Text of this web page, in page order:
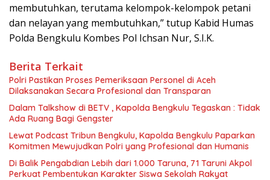
membutuhkan, terutama kelompok-kelompok petani
dan nelayan yang membutuhkan,” tutup Kabid Humas
Polda Bengkulu Kombes Pol Ichsan Nur, S.I.K.
Berita Terkait
Polri Pastikan Proses Pemeriksaan Personel di Aceh
Dilaksanakan Secara Profesional dan Transparan
Dalam Talkshow di BETV , Kapolda Bengkulu Tegaskan : Tidak
Ada Ruang Bagi Gengster
Lewat Podcast Tribun Bengkulu, Kapolda Bengkulu Paparkan
Komitmen Mewujudkan Polri yang Profesional dan Humanis
Di Balik Pengabdian Lebih dari 1.000 Taruna, 71 Taruni Akpol
Perkuat Pembentukan Karakter Siswa Sekolah Rakyat